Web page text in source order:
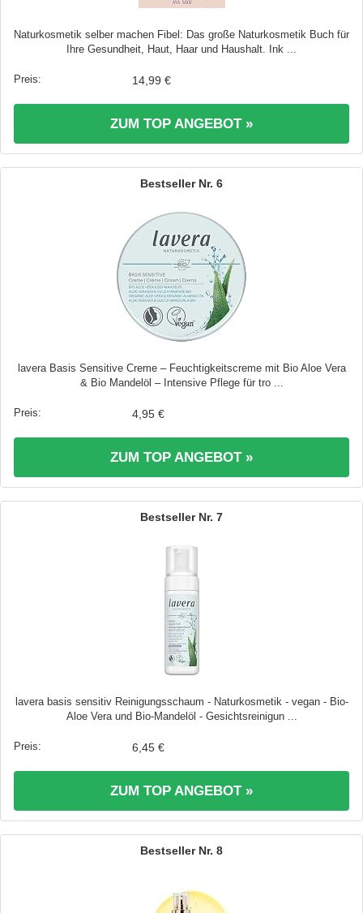
Naturkosmetik selber machen Fibel: Das große Naturkosmetik Buch für
Ihre Gesundheit, Haut, Haar und Haushalt. Ink ...
14,99 €
ZUM TOP ANGEBOT »
6
lavera Basis Sensitive Creme – Feuchtigkeitscreme mit Bio Aloe Vera
& Bio Mandelöl – Intensive Pflege für tro ...
4,95 €
ZUM TOP ANGEBOT »
7
lavera basis sensitiv Reinigungsschaum - Naturkosmetik - vegan - Bio-
Aloe Vera und Bio-Mandelöl - Gesichtsreinigun ...
6,45 €
ZUM TOP ANGEBOT »
8